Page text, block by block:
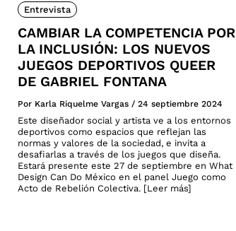
Entrevista
CAMBIAR LA COMPETENCIA POR
LA INCLUSIÓN: LOS NUEVOS
JUEGOS DEPORTIVOS QUEER
DE GABRIEL FONTANA
Por Karla Riquelme Vargas / 24 septiembre 2024
Este diseñador social y artista ve a los entornos
deportivos como espacios que reflejan las
normas y valores de la sociedad, e invita a
desafiarlas a través de los juegos que diseña.
Estará presente este 27 de septiembre en What
Design Can Do México en el panel Juego como
Acto de Rebelión Colectiva. [Leer más]